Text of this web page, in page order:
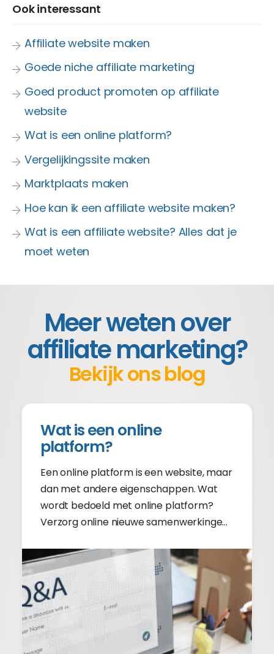
Ook interessant
Affiliate website maken
Goede niche affiliate marketing
Goed product promoten op affiliate
website
Wat is een online platform?
Vergelijkingssite maken
Marktplaats maken
Hoe kan ik een affiliate website maken?
Wat is een affiliate website? Alles dat je
moet weten
Meer weten over
affiliate marketing?
Bekijk ons blog
Wat is een online
platform?
Een online platform is een website, maar
dan met andere eigenschappen. Wat
wordt bedoeld met online platform?
Verzorg online nieuwe samenwerkingen.